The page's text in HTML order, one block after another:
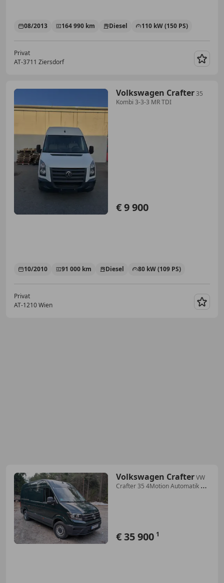
08/2013 164 990 km Diesel 110 kW (150 PS)
Privat
AT-3711 Ziersdorf
Volkswagen Crafter35
Kombi 3-3-3 MR TDI
€ 9 900
10/2010 91 000 km Diesel 80 kW (109 PS)
Privat
AT-1210 Wien
Volkswagen CrafterVW
Crafter 35 4Motion Automatik |
€ 35 900 1